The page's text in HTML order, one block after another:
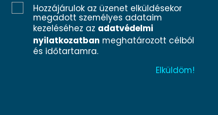
Hozzájárulok az üzenet elküldésekor
megadott személyes adataim
kezeléséhez az adatvédelmi
nyilatkozatban meghatározott célból
és időtartamra.